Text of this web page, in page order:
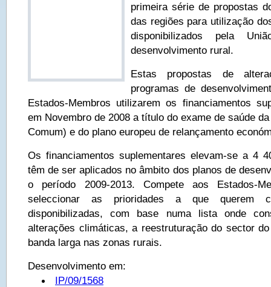
primeira série de propostas
das regiões para utilização
disponibilizados pela
desenvolvimento rural.
Estas propostas de
programas de
Estados-Membros utilizarem os financiamentos
em Novembro de 2008 a título do exame de saúde
Comum) e do plano europeu de relançamento
Os financiamentos suplementares elevam-se a 4
têm de ser aplicados no âmbito dos planos de
o período 2009-2013. Compete aos Estados-
seleccionar as prioridades a que querem
disponibilizadas, com base numa lista onde
alterações climáticas, a reestruturação do sector
banda larga nas zonas rurais.
Desenvolvimento em:
IP/09/1568